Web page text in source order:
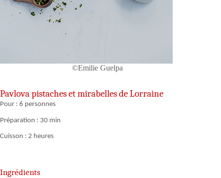
©Emilie Guelpa
Pavlova pistaches et mirabelles de Lorraine
Pour : 6 personnes
Préparation : 30 min
Cuisson : 2 heures
Ingrédients